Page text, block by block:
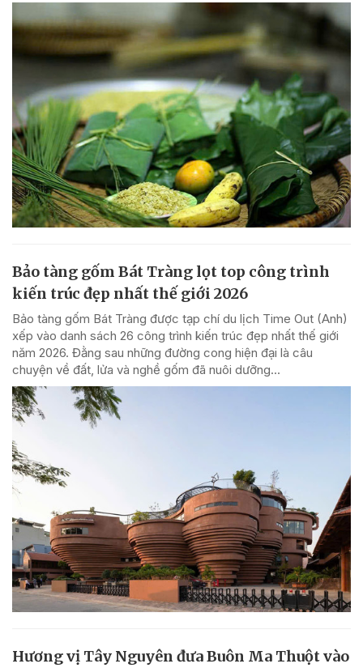
Bảo tàng gốm Bát Tràng lọt top công trình
kiến trúc đẹp nhất thế giới 2026
Bảo tàng gốm Bát Tràng được tạp chí du lịch Time Out (Anh)
xếp vào danh sách 26 công trình kiến trúc đẹp nhất thế giới
năm 2026. Đằng sau những đường cong hiện đại là câu
chuyện về đất, lửa và nghề gốm đã nuôi dưỡng...
Hương vị Tây Nguyên đưa Buôn Ma Thuột vào